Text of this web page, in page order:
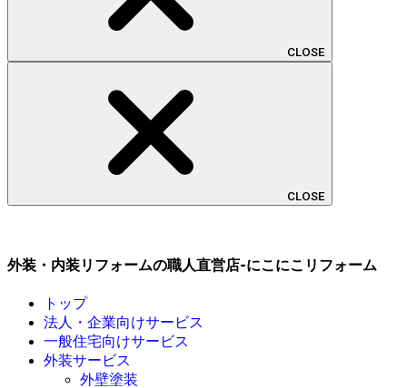
CLOSE
CLOSE
外装・内装リフォームの職人直営店-にこにこリフォーム
トップ
法人・企業向けサービス
一般住宅向けサービス
外装サービス
外壁塗装